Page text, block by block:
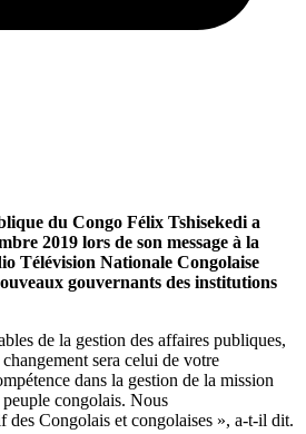
du Congo Félix Tshisekedi a
2019 lors de son message à la
Télévision Nationale Congolaise
gouvernants des institutions
de la gestion des affaires publiques,
sera celui de votre
dans la gestion de la mission
congolais. Nous
des Congolais et congolaises », a-t-il dit.